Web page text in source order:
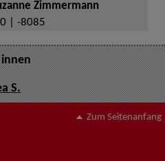
Zimmermann
| -8085
S.
Zum Seitenanfang